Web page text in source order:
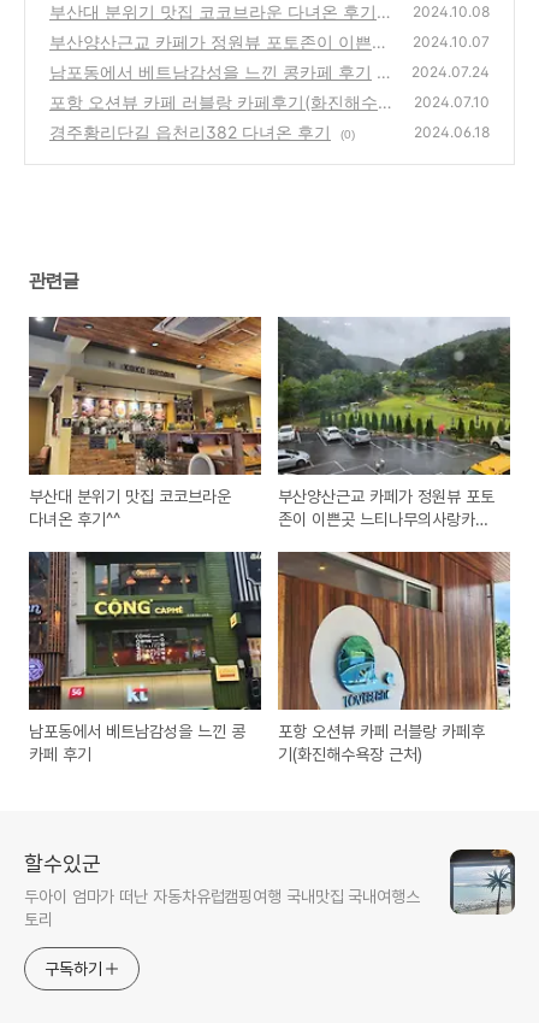
부산대 분위기 맛집 코코브라운 다녀온 후기^^
(16)
2024.10.08
부산양산근교 카페가 정원뷰 포토존이 이쁜곳
느티나무의사랑카페♡♡
(1)
2024.10.07
남포동에서 베트남감성을 느낀 콩카페 후기
(0)
2024.07.24
포항 오션뷰 카페 러블랑 카페후기(화진해수
욕장 근처)
(1)
2024.07.10
경주황리단길 읍천리382 다녀온 후기 (0) 2024.06.18
관련글
부산대 분위기 맛집 코코브라운
다녀온 후기^^
부산양산근교 카페가 정원뷰 포토
존이 이쁜곳 느티나무의사랑카페
남포동에서 베트남감성을 느낀 콩
카페 후기
포항 오션뷰 카페 러블랑 카페후
기(화진해수욕장 근처)
할수있군
두아이 엄마가 떠난 자동차유럽캠핑여행 국내맛집 국내여행스
토리
구독하기